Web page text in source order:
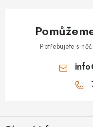
Potřebujete s
info